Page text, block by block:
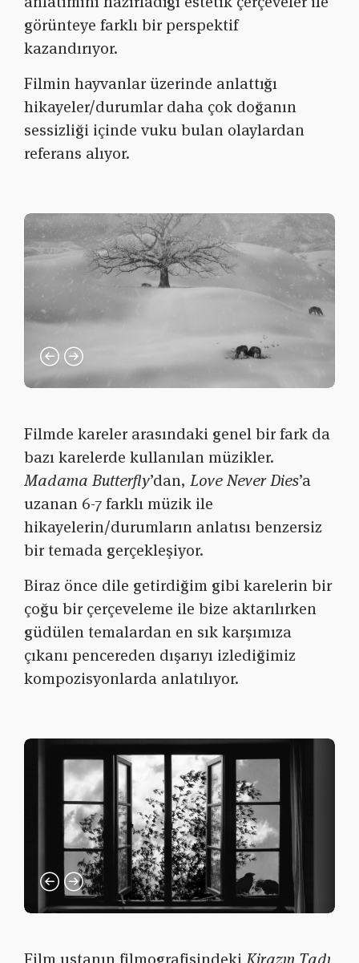
görünteye farklı bir perspektif
kazandırıyor.
Filmin hayvanlar üzerinde anlattığı
hikayeler/durumlar daha çok doğanın
sessizliği içinde vuku bulan olaylardan
referans alıyor.
Filmde kareler arasındaki genel bir fark da
bazı karelerde kullanılan müzikler.
Madama Butterfly’dan, Love Never Dies’a
uzanan 6-7 farklı müzik ile
hikayelerin/durumların anlatısı benzersiz
bir temada gerçekleşiyor.
Biraz önce dile getirdiğim gibi karelerin bir
çoğu bir çerçeveleme ile bize aktarılırken
güdülen temalardan en sık karşımıza
çıkanı pencereden dışarıyı izlediğimiz
kompozisyonlarda anlatılıyor.